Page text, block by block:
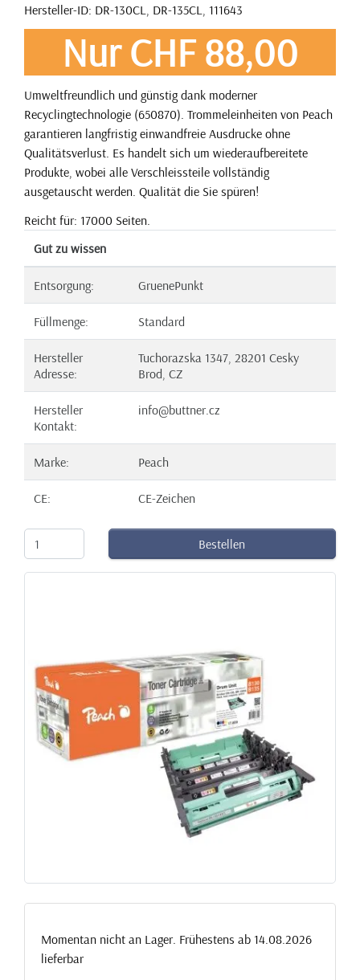
Hersteller-ID: DR-130CL, DR-135CL, 111643
Nur CHF 88,00
Umweltfreundlich und günstig dank moderner
Recyclingtechnologie (650870). Trommeleinheiten von Peach
garantieren langfristig einwandfreie Ausdrucke ohne
Qualitätsverlust. Es handelt sich um wiederaufbereitete
Produkte, wobei alle Verschleissteile vollständig
ausgetauscht werden. Qualität die Sie spüren!
Reicht für: 17000 Seiten.
Gut zu wissen
Entsorgung: GruenePunkt
Füllmenge: Standard
Hersteller
Adresse:
Tuchorazska 1347, 28201 Cesky
Brod, CZ
Hersteller
Kontakt:
info@buttner.cz
Marke: Peach
CE: CE-Zeichen
Bestellen
Momentan nicht an Lager. Frühestens ab 14.08.2026
lieferbar